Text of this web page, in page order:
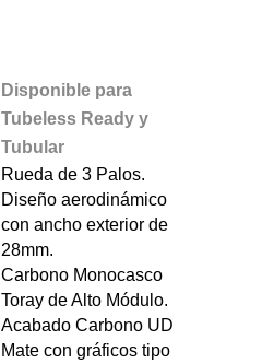
Disponible para
Tubeless Ready y
Tubular
Rueda de 3 Palos.
Diseño aerodinámico
con ancho exterior de
28mm.
Carbono Monocasco
Toray de Alto Módulo.
Acabado Carbono UD
Mate con gráficos tipo